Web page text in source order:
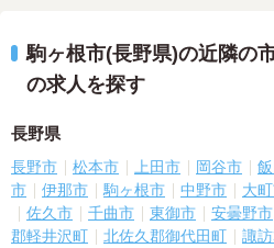
駒ヶ根市(長野県)の近隣の
の求人を探す
長野県
長野市 松本市 上田市 岡谷市
市
伊那市 駒ヶ根市 中野市 大
佐久市
千曲市 東御市 安曇野市
郡軽井沢町
北佐久郡御代田町 諏